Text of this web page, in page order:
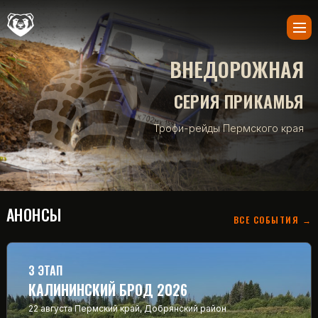
ВНЕДОРОЖНАЯ
СЕРИЯ ПРИКАМЬЯ
Трофи-рейды Пермского края
АНОНСЫ ВСЕ СОБЫТИЯ →
3 ЭТАП
КАЛИНИНСКИЙ БРОД 2026
22 августа Пермский край, Добрянский район